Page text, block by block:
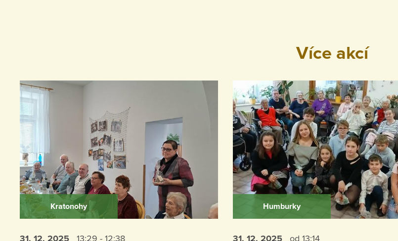
Více akcí
Kratonohy
31. 12. 2025 13:29 - 12:38
Humburky
31. 12.2025 od 13:14